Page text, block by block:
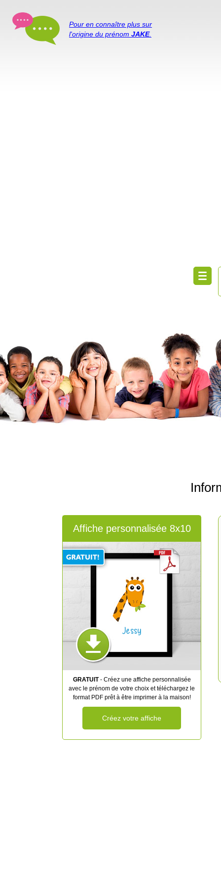
Pour en connaître plus sur
l'origine du prénom JAKE.
Affiche personnalisée 8x10
Jessy
GRATUIT- Créez une affiche personnalisée
avec le prénom de votre choix et téléchargez le
format PDF prêt à être imprimer à la maison!
Créez votre affiche